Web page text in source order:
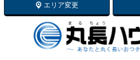
エリア変更